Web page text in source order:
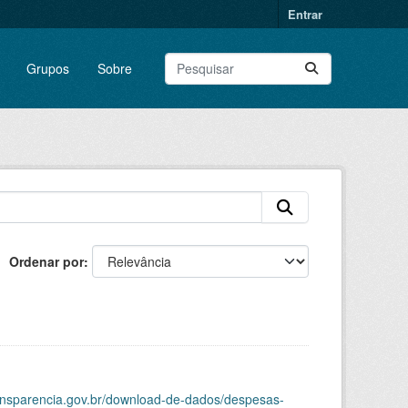
Entrar
Grupos Sobre
Ordenar por
download-de-dados/despesas-